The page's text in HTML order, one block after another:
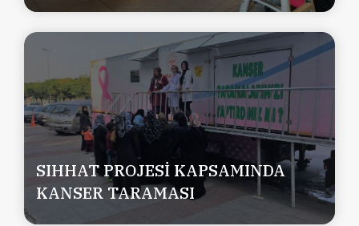
SIHHAT PROJESİ KAPSAMINDA
KANSER TARAMASI